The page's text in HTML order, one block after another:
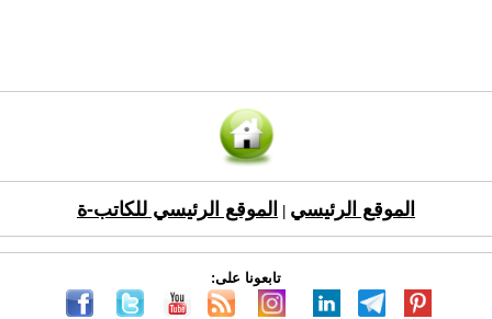
الموقع الرئيسي الموقع الرئيسي للكاتب-ة
تابعونا على: